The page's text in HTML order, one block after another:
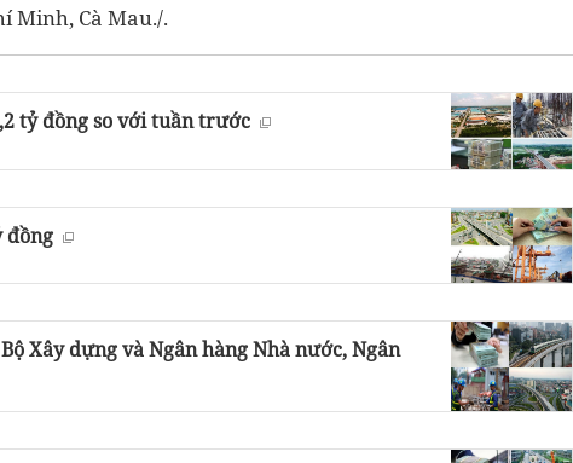
Minh, Cà Mau./.
tỷ đồng so với tuần trước
đồng
Xây dựng và Ngân hàng Nhà nước, Ngân